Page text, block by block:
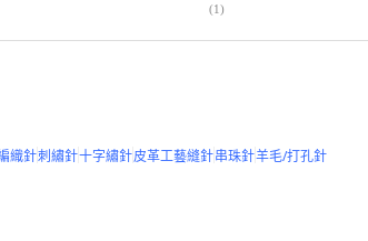
(1)
織針刺繡針十字繡針皮革工藝縫針串珠針羊毛/打孔針